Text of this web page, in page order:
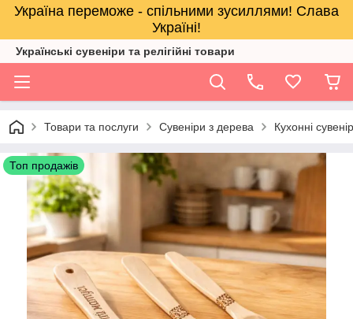
Україна переможе - спільними зусиллями! Слава
Україні!
Українські сувеніри та релігійнi товари
Товари та послуги Сувеніри з дерева Кухонні
Топ продажів